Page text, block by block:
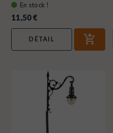
En stock !
11,50 €
DÉTAIL